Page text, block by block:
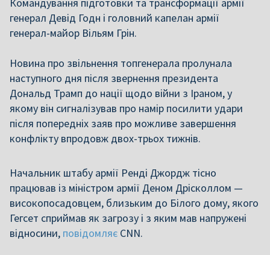
генерал Девід Годн і головний капелан армії
генерал-майор Вільям Грін.
Новина про звільнення топгенерала пролунала
наступного дня після звернення президента
Дональд Трамп до нації щодо війни з Іраном, у
якому він сигналізував про намір посилити удари
після попередніх заяв про можливе завершення
конфлікту впродовж двох-трьох тижнів.
Начальник штабу армії Ренді Джордж тісно
працював із міністром армії Деном Дрісколлом —
високопосадовцем, близьким до Білого дому, якого
Гегсет сприймав як загрозу і з яким мав напружені
відносини, повідомляє CNN.